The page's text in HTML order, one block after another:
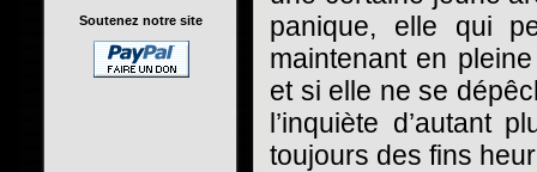
Soutenez notre site
panique, elle qui
maintenant en
et si elle ne se
l’inquiète d’autant
toujours des fins